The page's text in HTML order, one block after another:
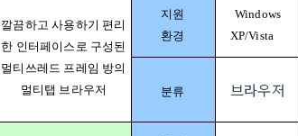
깔끔하고 사용하기 편리
한 인터페이스로 구성된
멀티쓰레드 프레임 방의
멀티탭 브라우저
지원
환경
Windows
XP/Vista
분류 브라우저